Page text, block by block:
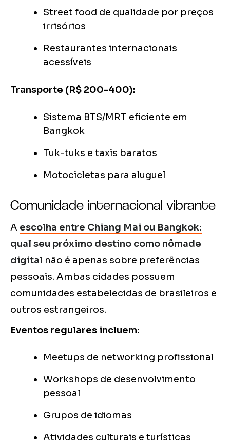
Street food de qualidade por preços
irrisórios
Restaurantes internacionais
acessíveis
Transporte (R$ 200-400):
Sistema BTS/MRT eficiente em
Bangkok
Tuk-tuks e taxis baratos
Motocicletas para aluguel
Comunidade internacional vibrante
A escolha entre Chiang Mai ou Bangkok:
qual seu próximo destino como nômade
digital não é apenas sobre preferências
pessoais. Ambas cidades possuem
comunidades estabelecidas de brasileiros e
outros estrangeiros.
Eventos regulares incluem:
Meetups de networking profissional
Workshops de desenvolvimento
pessoal
Grupos de idiomas
Atividades culturais e turísticas